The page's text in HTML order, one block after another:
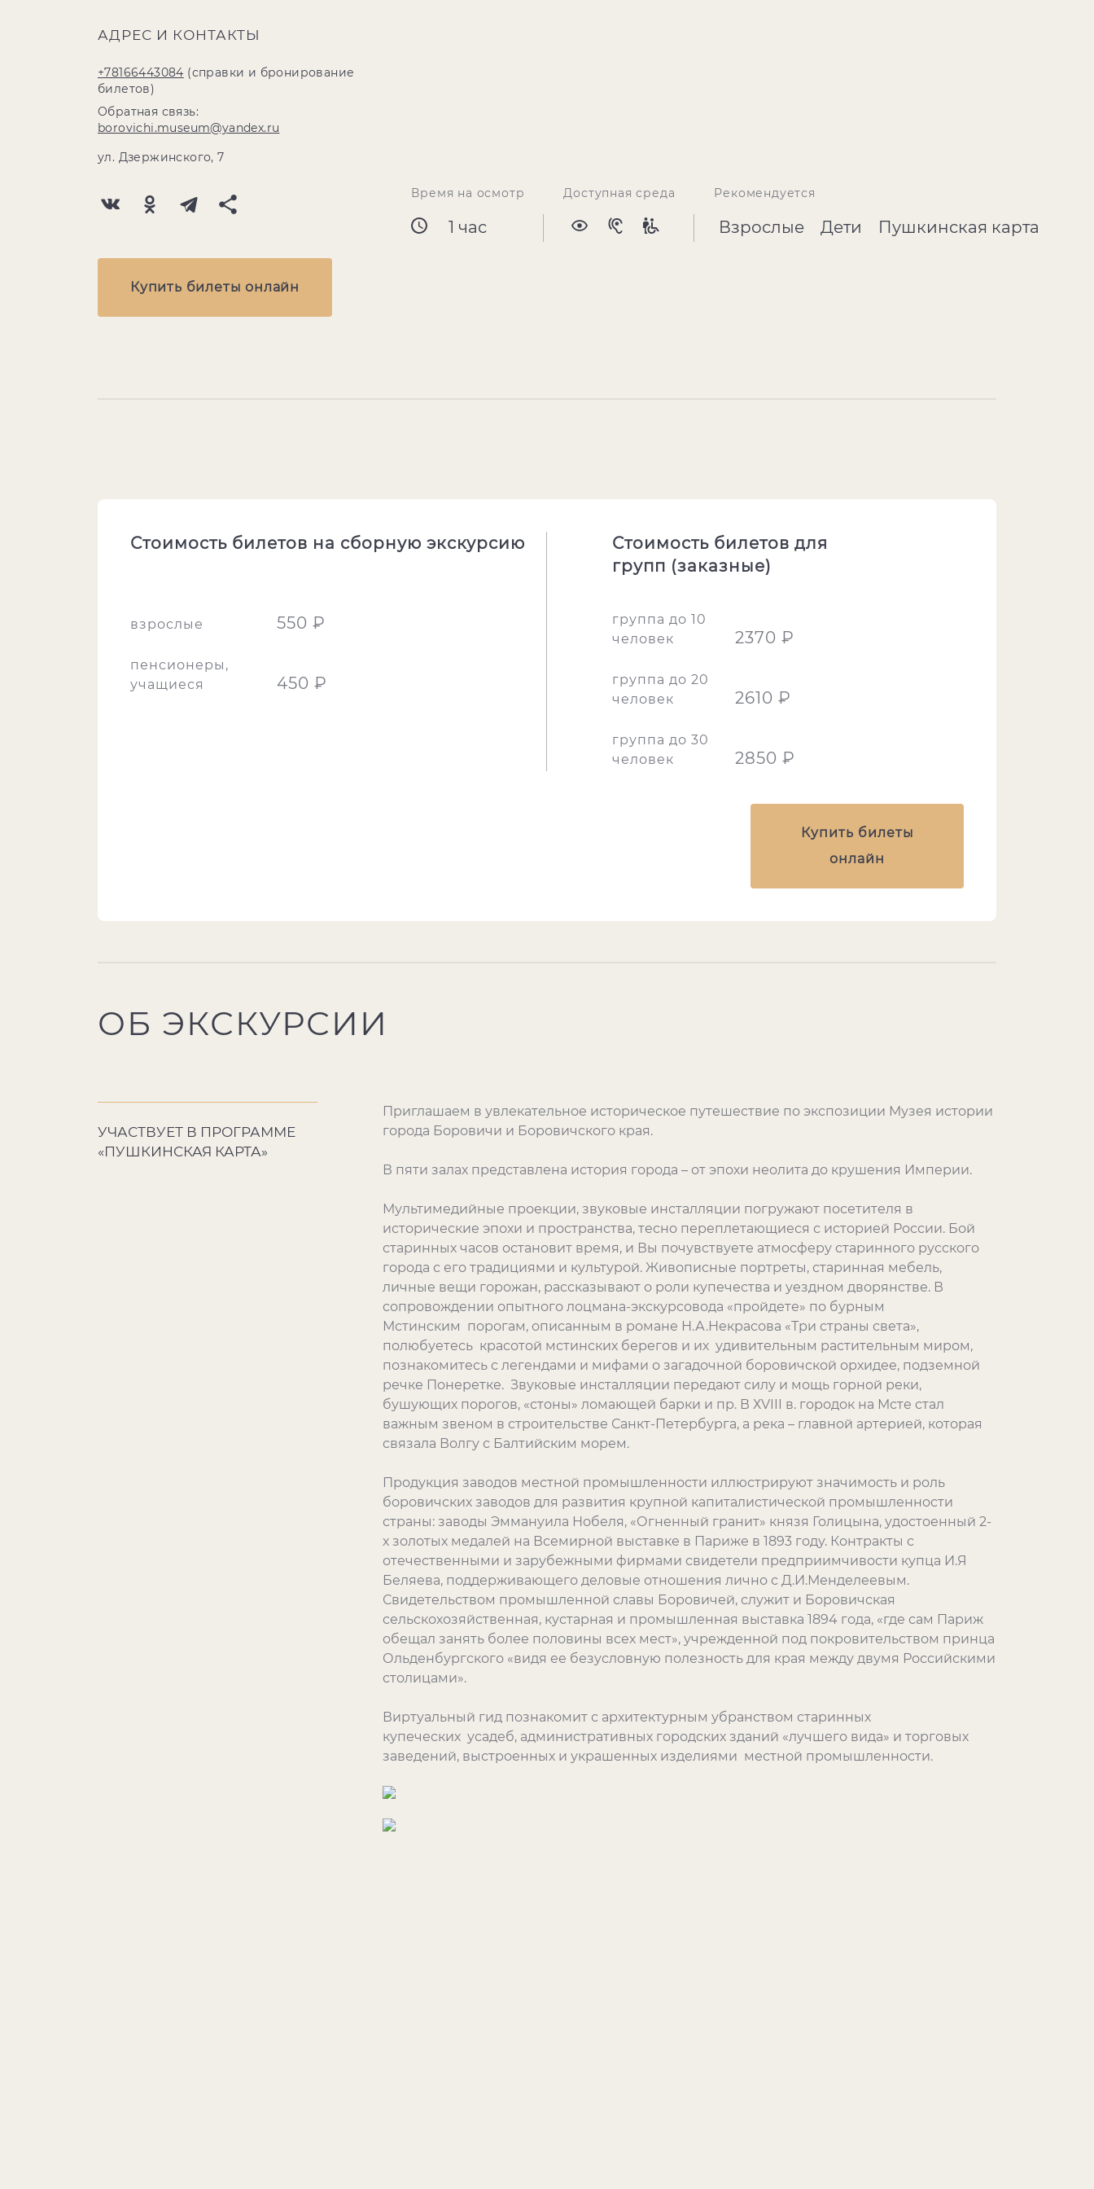
АДРЕС И КОНТАКТЫ
+78166443084 (справки и бронирование
билетов)
Обратная связь:
borovichi.museum@yandex.ru
ул. Дзержинского, 7
Купить билеты онлайн
Время на осмотр
1 час
Доступная среда Рекомендуется
Взрослые Дети Пушкинская карта
Стоимость билетов на сборную экскурсию
взрослые 550 ₽
пенсионеры,
учащиеся
450 ₽
Стоимость билетов для
групп (заказные)
группа до 10
человек
2370 ₽
группа до 20
человек
2610 ₽
группа до 30
человек
2850 ₽
Купить билеты
онлайн
ОБ ЭКСКУРСИИ
УЧАСТВУЕТ В ПРОГРАММЕ
«ПУШКИНСКАЯ КАРТА»
Приглашаем в увлекательное историческое путешествие по экспозиции Музея истории
города Боровичи и Боровичского края.
В пяти залах представлена история города – от эпохи неолита до крушения Империи.
Мультимедийные проекции, звуковые инсталляции погружают посетителя в
исторические эпохи и пространства, тесно переплетающиеся с историей России. Бой
старинных часов остановит время, и Вы почувствуете атмосферу старинного русского
города с его традициями и культурой. Живописные портреты, старинная мебель,
личные вещи горожан, рассказывают о роли купечества и уездном дворянстве. В
сопровождении опытного лоцмана-экскурсовода «пройдете» по бурным
Мстинским порогам, описанным в романе Н.А.Некрасова «Три страны света»,
полюбуетесь красотой мстинских берегов и их удивительным растительным миром,
познакомитесь с легендами и мифами о загадочной боровичской орхидее, подземной
речке Понеретке. Звуковые инсталляции передают силу и мощь горной реки,
бушующих порогов, «стоны» ломающей барки и пр. В ХVIII в. городок на Мсте стал
важным звеном в строительстве Санкт-Петербурга, а река – главной артерией, которая
связала Волгу с Балтийским морем.
Продукция заводов местной промышленности иллюстрируют значимость и роль
боровичских заводов для развития крупной капиталистической промышленности
страны: заводы Эммануила Нобеля, «Огненный гранит» князя Голицына, удостоенный 2-
х золотых медалей на Всемирной выставке в Париже в 1893 году. Контракты с
отечественными и зарубежными фирмами свидетели предприимчивости купца И.Я
Беляева, поддерживающего деловые отношения лично с Д.И.Менделеевым.
Свидетельством промышленной славы Боровичей, служит и Боровичская
сельскохозяйственная, кустарная и промышленная выставка 1894 года, «где сам Париж
обещал занять более половины всех мест», учрежденной под покровительством принца
Ольденбургского «видя ее безусловную полезность для края между двумя Российскими
столицами».
Виртуальный гид познакомит с архитектурным убранством старинных
купеческих усадеб, административных городских зданий «лучшего вида» и торговых
заведений, выстроенных и украшенных изделиями местной промышленности.